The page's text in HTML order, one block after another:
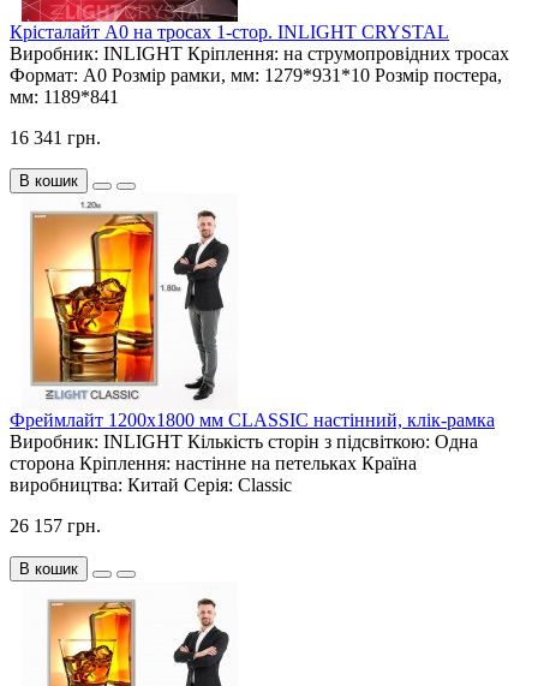
Крісталайт А0 на тросах 1-стор. INLIGHT CRYSTAL
Виробник: INLIGHT Кріплення: на струмопровідних тросах
Формат: А0 Розмір рамки, мм: 1279*931*10 Розмір постера,
мм: 1189*841
16 341 грн.
В кошик
Фреймлайт 1200х1800 мм CLASSIC настінний, клік-рамка
Виробник: INLIGHT Кількість сторін з підсвіткою: Одна
сторона Кріплення: настінне на петельках Країна
виробництва: Китай Серія: Classic
26 157 грн.
В кошик